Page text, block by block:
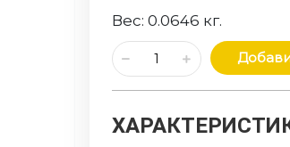
Вес: 0.0646 кг.